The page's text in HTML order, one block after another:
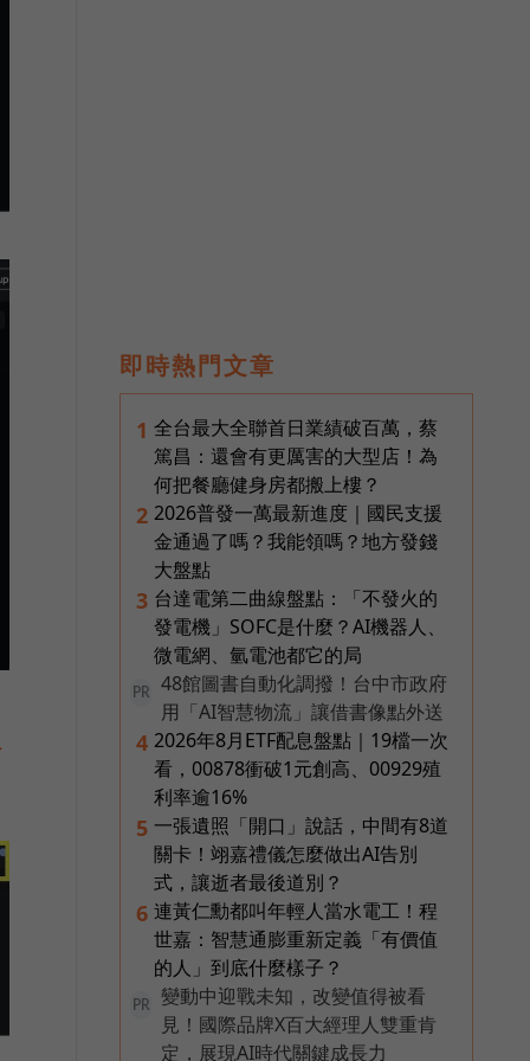
即時熱門文章
1 全台最大全聯首日業績破百萬，蔡
篤昌：還會有更厲害的大型店！為
何把餐廳健身房都搬上樓？
2 2026普發一萬最新進度｜國民支援
金通過了嗎？我能領嗎？地方發錢
大盤點
3 台達電第二曲線盤點：「不發火的
發電機」SOFC是什麼？AI機器人、
微電網、氫電池都它的局
PR
48館圖書自動化調撥！台中市政府
用「AI智慧物流」讓借書像點外送
4 2026年8月ETF配息盤點｜19檔一次
看，00878衝破1元創高、00929殖
利率逾16%
5 一張遺照「開口」說話，中間有8道
關卡！翊嘉禮儀怎麼做出AI告別
式，讓逝者最後道別？
6 連黃仁勳都叫年輕人當水電工！程
世嘉：智慧通膨重新定義「有價值
的人」到底什麼樣子？
PR
變動中迎戰未知，改變值得被看
見！國際品牌X百大經理人雙重肯
定，展現AI時代關鍵成長力